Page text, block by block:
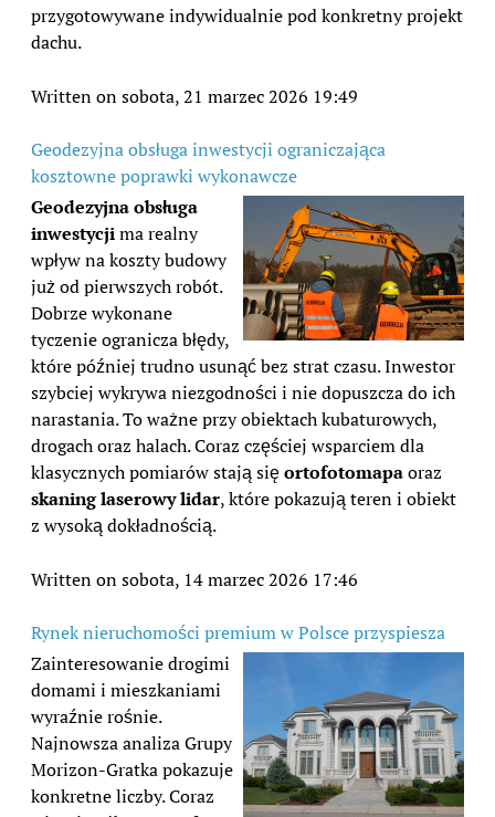
przygotowywane indywidualnie pod konkretny projekt
dachu.
Written on sobota, 21 marzec 2026 19:49
Geodezyjna obsługa inwestycji ograniczająca
kosztowne poprawki wykonawcze
Geodezyjna obsługa
inwestycjima realny
wpływ na koszty budowy
już od pierwszych robót.
Dobrze wykonane
tyczenie ogranicza błędy,
które później trudno usunąć bez strat czasu. Inwestor
szybciej wykrywa niezgodności i nie dopuszcza do ich
narastania. To ważne przy obiektach kubaturowych,
drogach oraz halach. Coraz częściej wsparciem dla
klasycznych pomiarów stają sięortofotomapaoraz
skaning laserowy lidar, które pokazują teren i obiekt
z wysoką dokładnością.
Written on sobota, 14 marzec 2026 17:46
Rynek nieruchomości premium w Polsce przyspiesza
Zainteresowanie drogimi
domami i mieszkaniami
wyraźnie rośnie.
Najnowsza analiza Grupy
Morizon-Gratka pokazuje
konkretne liczby. Coraz